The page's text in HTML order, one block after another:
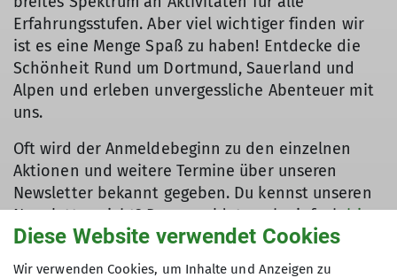
Erfahrungsstufen. Aber viel wichtiger finden wir
ist es eine Menge Spaß zu haben! Entdecke die
Schönheit Rund um Dortmund, Sauerland und
Alpen und erleben unvergessliche Abenteuer mit
uns.
Oft wird der Anmeldebeginn zu den einzelnen
Aktionen und weitere Termine über unseren
Newsletter bekannt gegeben. Du kennst unseren
Newsletter nicht? Dann meldet euch einfachhier
an und folgt uns auf unseren SocialMedia
Kanälen!
Diese Website verwendet Cookies
Wir verwenden Cookies, um Inhalte und Anzeigen zu